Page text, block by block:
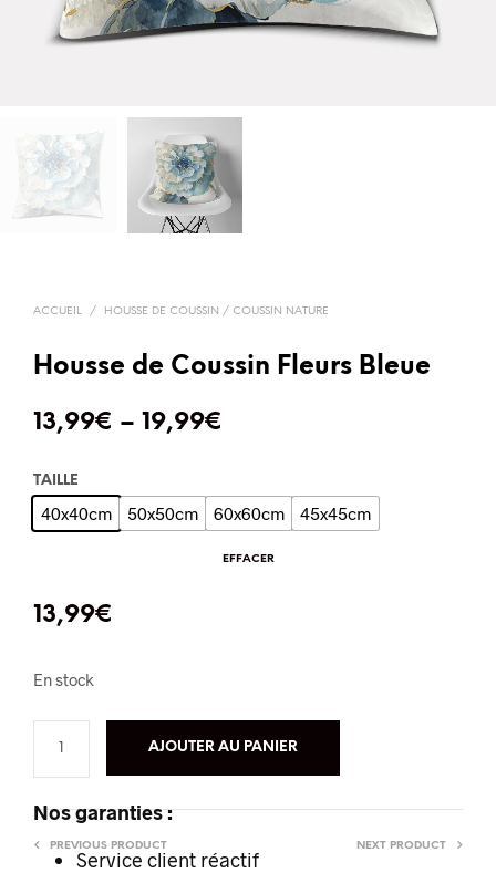
ACCUEIL / HOUSSE DE COUSSIN / COUSSIN NATURE
Housse de Coussin Fleurs Bleue
13,99€ – 19,99€
TAILLE
40x40cm 50x50cm 60x60cm 45x45cm
EFFACER
13,99€
En stock
AJOUTER AU PANIER
Nos garanties :
Service client réactif
PREVIOUS PRODUCT NEXT PRODUCT